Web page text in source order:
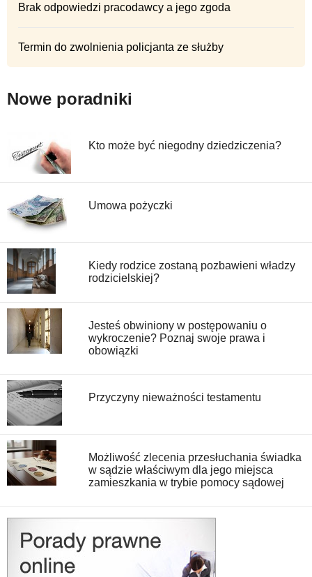
Brak odpowiedzi pracodawcy a jego zgoda
Termin do zwolnienia policjanta ze służby
Nowe poradniki
Kto może być niegodny dziedziczenia?
Umowa pożyczki
Kiedy rodzice zostaną pozbawieni władzy
rodzicielskiej?
Jesteś obwiniony w postępowaniu o
wykroczenie? Poznaj swoje prawa i
obowiązki
Przyczyny nieważności testamentu
Możliwość zlecenia przesłuchania świadka
w sądzie właściwym dla jego miejsca
zamieszkania w trybie pomocy sądowej